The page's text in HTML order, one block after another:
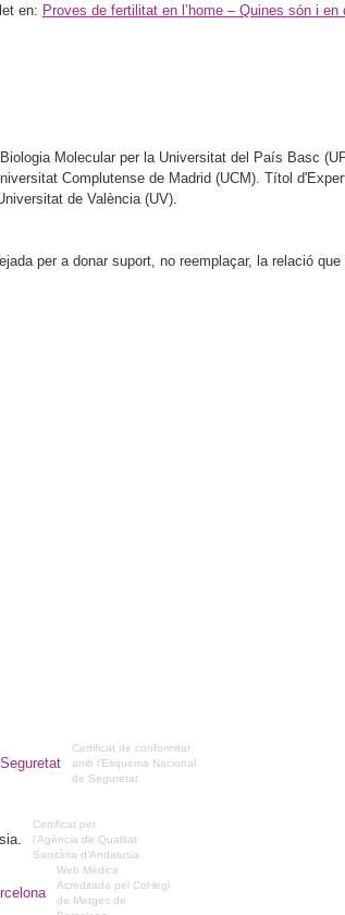
en: Proves de fertilitat en l’home – Quines són i
Molecular per la Universitat del País Basc
Complutense de Madrid (UCM). Títol
de València (UV).
per a donar suport, no reemplaçar, la relació
Certificat de conformitat
amb l'Esquema Nacional
de Seguretat
Certificat per
l’Agència de Qualitat
Sanitària d’Andalusia
Web Mèdica
Acreditada pel Col·legi
de Metges de